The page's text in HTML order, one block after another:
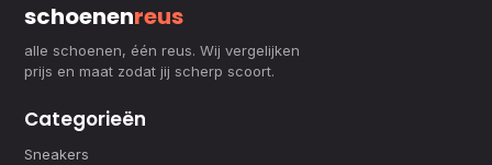
schoenenreus
alle schoenen, één reus. Wij vergelijken
prijs en maat zodat jij scherp scoort.
Categorieën
Sneakers